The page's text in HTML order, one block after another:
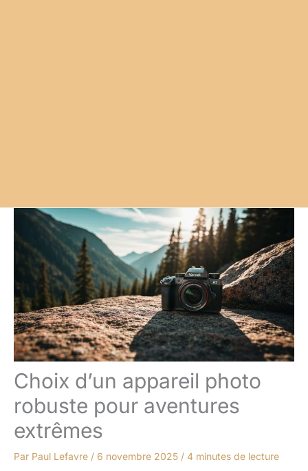
Choix d’un appareil photo
robuste pour aventures
extrêmes
Par Paul Lefavre / 6 novembre 2025 / 4 minutes de lecture